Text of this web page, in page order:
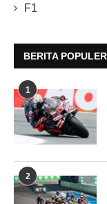
F1
BERITA POPULER
1
2